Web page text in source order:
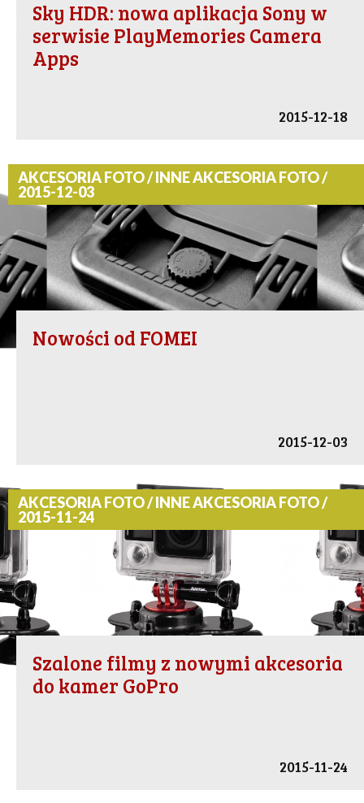
Sky HDR: nowa aplikacja Sony w
serwisie PlayMemories Camera
Apps
2015-12-18
AKCESORIA FOTO / INNE AKCESORIA FOTO /
2015-12-03
Nowości od FOMEI
2015-12-03
AKCESORIA FOTO / INNE AKCESORIA FOTO /
2015-11-24
Szalone filmy z nowymi akcesoria
do kamer GoPro
2015-11-24